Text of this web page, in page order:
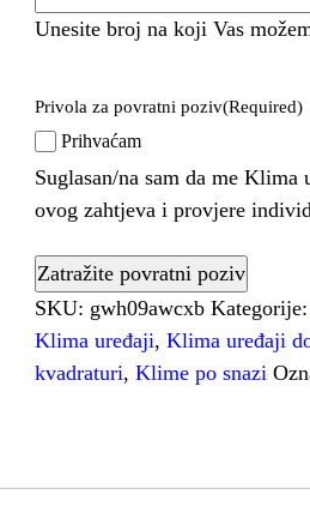
Unesite broj na koji Vas
Privola za povratni poziv(Required)
Prihvaćam
Suglasan/na sam da me
ovog zahtjeva i provjere
SKU: gwh09awcxb
Klima uređaji,Klima uređaji
kvadraturi,Klime po snazi